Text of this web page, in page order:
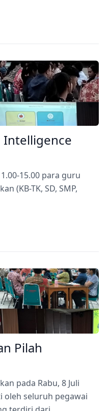
Intelligence
15.00 para guru
(KB-TK, SD, SMP,
Pilah
pada Rabu, 8 Juli
oleh seluruh pegawai